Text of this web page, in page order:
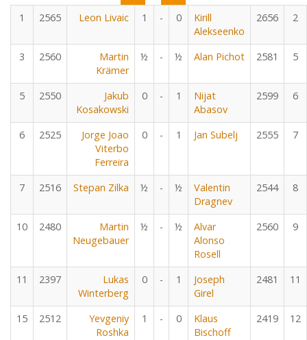
1 2565 Leon Livaic 1 - 0
Kirill
Alekseenko
2656 2
3 2560
Martin
Krämer
½ - ½ Alan Pichot 2581 5
5 2550
Jakub
Kosakowski
0 - 1
Nijat
Abasov
2599 6
6 2525
Jorge Joao
Viterbo
Ferreira
0 - 1 Jan Subelj 2555 7
7 2516 Stepan Zilka ½ - ½
Valentin
Dragnev
2544 8
10 2480
Martin
Neugebauer
½ - ½
Alvar
Alonso
Rosell
2560 9
11 2397
Lukas
Winterberg
0 - 1
Joseph
Girel
2481 11
15 2512
Yevgeniy
Roshka
1 - 0
Klaus
Bischoff
2419 12